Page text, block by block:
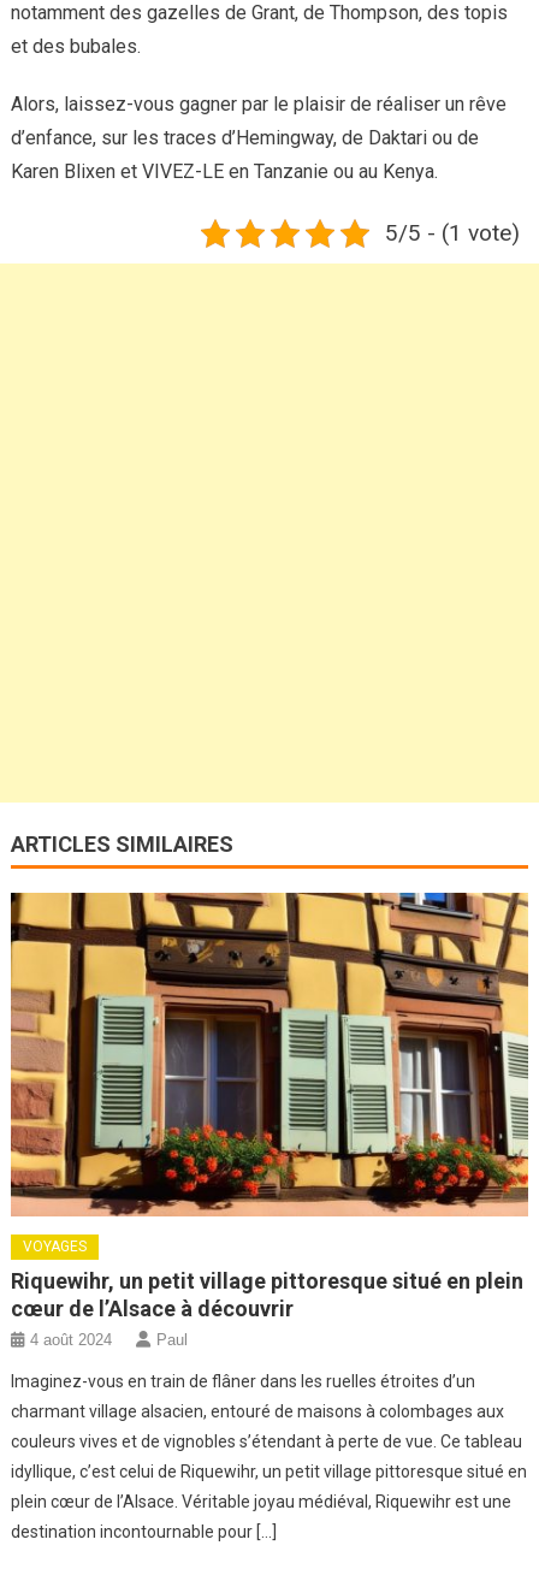
notamment des gazelles de Grant, de Thompson, des topis
et des bubales.
Alors, laissez-vous gagner par le plaisir de réaliser un rêve
d’enfance, sur les traces d’Hemingway, de Daktari ou de
Karen Blixen et VIVEZ-LE en Tanzanie ou au Kenya.
5/5 - (1 vote)
ARTICLES SIMILAIRES
VOYAGES
Riquewihr, un petit village pittoresque situé en plein
cœur de l’Alsace à découvrir
4 août 2024 Paul
Imaginez-vous en train de flâner dans les ruelles étroites d’un
charmant village alsacien, entouré de maisons à colombages aux
couleurs vives et de vignobles s’étendant à perte de vue. Ce tableau
idyllique, c’est celui de Riquewihr, un petit village pittoresque situé en
plein cœur de l’Alsace. Véritable joyau médiéval, Riquewihr est une
destination incontournable pour […]